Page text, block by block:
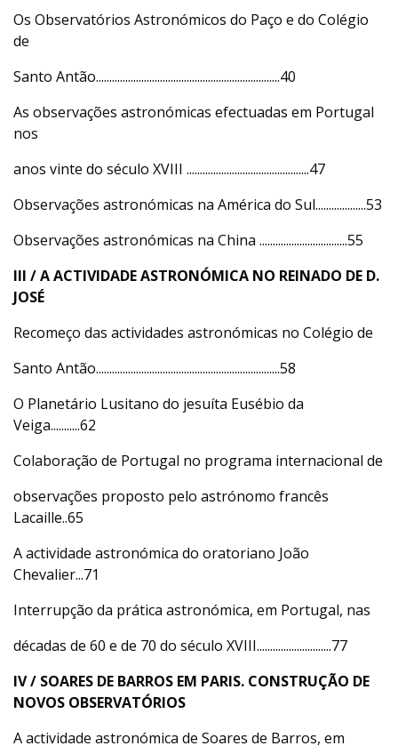
Os Observatórios Astronómicos do Paço e do Colégio
de
Santo Antão.....................................................................40
As observações astronómicas efectuadas em Portugal
nos
anos vinte do século XVIII ..............................................47
Observações astronómicas na América do Sul...................53
Observações astronómicas na China .................................55
III / A ACTIVIDADE ASTRONÓMICA NO REINADO DE D.
JOSÉ
Recomeço das actividades astronómicas no Colégio de
Santo Antão.....................................................................58
O Planetário Lusitano do jesuíta Eusébio da
Veiga...........62
Colaboração de Portugal no programa internacional de
observações proposto pelo astrónomo francês
Lacaille..65
A actividade astronómica do oratoriano João
Chevalier...71
Interrupção da prática astronómica, em Portugal, nas
décadas de 60 e de 70 do século XVIII............................77
IV / SOARES DE BARROS EM PARIS. CONSTRUÇÃO DE
NOVOS OBSERVATÓRIOS
A actividade astronómica de Soares de Barros, em